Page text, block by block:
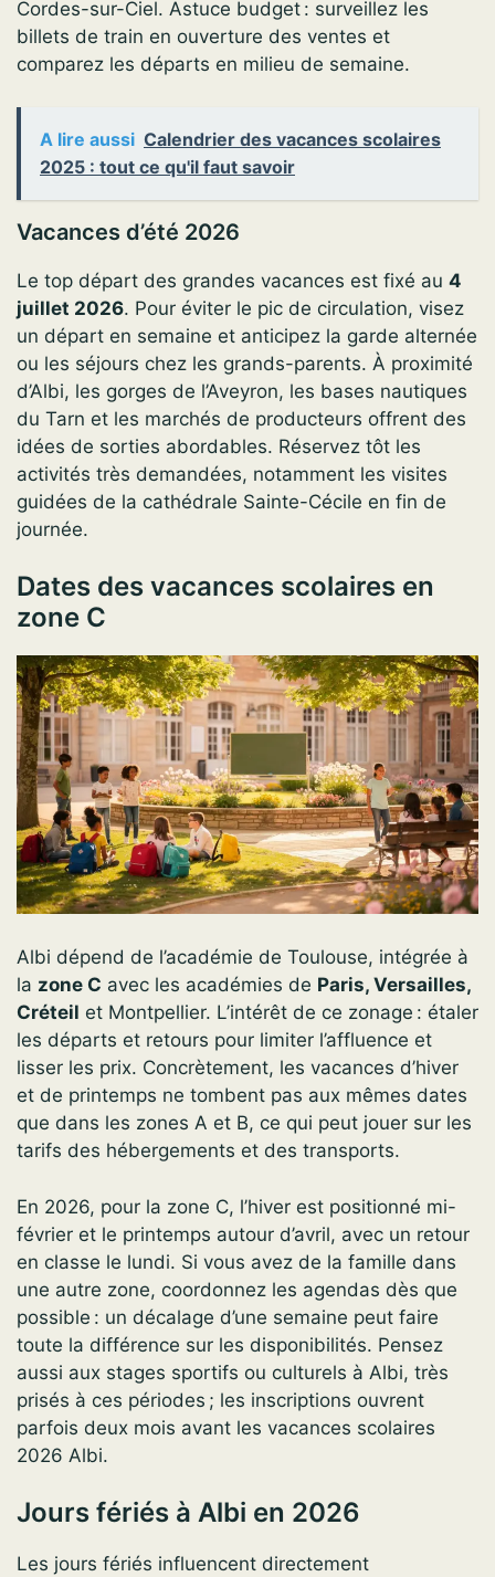
Cordes-sur-Ciel. Astuce budget : surveillez les
billets de train en ouverture des ventes et
comparez les départs en milieu de semaine.
A lire aussi Calendrier des vacances scolaires
2025 : tout ce qu'il faut savoir
Vacances d’été 2026
Le top départ des grandes vacances est fixé au 4
juillet 2026. Pour éviter le pic de circulation, visez
un départ en semaine et anticipez la garde alternée
ou les séjours chez les grands-parents. À proximité
d’Albi, les gorges de l’Aveyron, les bases nautiques
du Tarn et les marchés de producteurs offrent des
idées de sorties abordables. Réservez tôt les
activités très demandées, notamment les visites
guidées de la cathédrale Sainte-Cécile en fin de
journée.
Dates des vacances scolaires en
zone C
Albi dépend de l’académie de Toulouse, intégrée à
la zone C avec les académies de Paris, Versailles,
Créteil et Montpellier. L’intérêt de ce zonage : étaler
les départs et retours pour limiter l’affluence et
lisser les prix. Concrètement, les vacances d’hiver
et de printemps ne tombent pas aux mêmes dates
que dans les zones A et B, ce qui peut jouer sur les
tarifs des hébergements et des transports.
En 2026, pour la zone C, l’hiver est positionné mi-
février et le printemps autour d’avril, avec un retour
en classe le lundi. Si vous avez de la famille dans
une autre zone, coordonnez les agendas dès que
possible : un décalage d’une semaine peut faire
toute la différence sur les disponibilités. Pensez
aussi aux stages sportifs ou culturels à Albi, très
prisés à ces périodes ; les inscriptions ouvrent
parfois deux mois avant les vacances scolaires
2026 Albi.
Jours fériés à Albi en 2026
Les jours fériés influencent directement